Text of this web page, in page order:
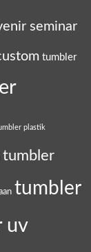
seminar
tumbler
plastik
tumbler
tumbler
uv